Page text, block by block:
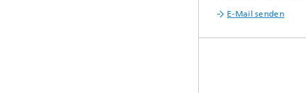
E-Mail senden